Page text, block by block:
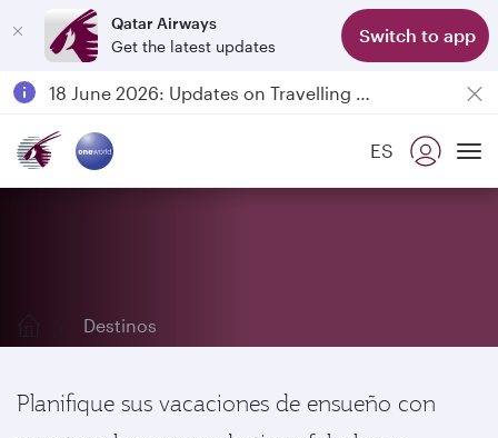
Qatar Airways
Get the latest updates
Switch to app
Passengers flying between Doha and Auckland on QR914 and QR915
18 June 2026: Updates on Travelling with Power Banks
ES
Descubra nuestros destinos
Destinos
Planifique sus vacaciones de ensueño con